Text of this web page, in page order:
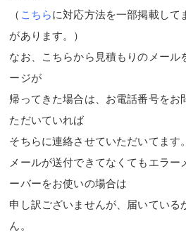
（ こちらに対応方法を一部掲載して
があります。）
なお、こちらから見積もりのメール
ージが
帰ってきた場合は、お電話番号をお
ただいていれば
そちらに連絡させていただいてます。
メールが送付できてなくてもエラー
ーバーをお使いの場合は
申し訳ございませんが、届いている
ん。